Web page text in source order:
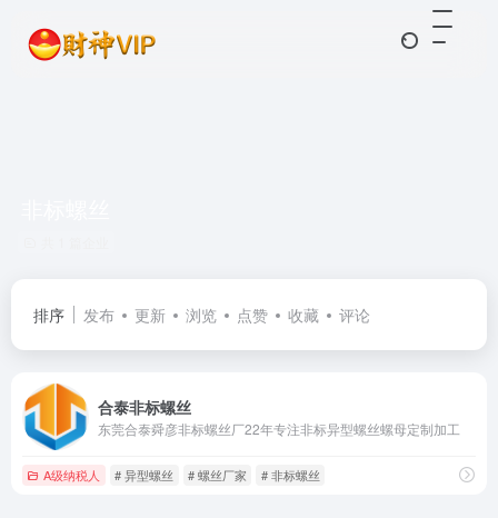
排序 发布 更新 浏览 点赞 收藏 评论
合泰非标螺丝
东莞合泰舜彦非标螺丝厂22年专注非标异型螺丝螺母定制加工
A级纳税人 # 异型螺丝 # 螺丝厂家 # 非标螺丝